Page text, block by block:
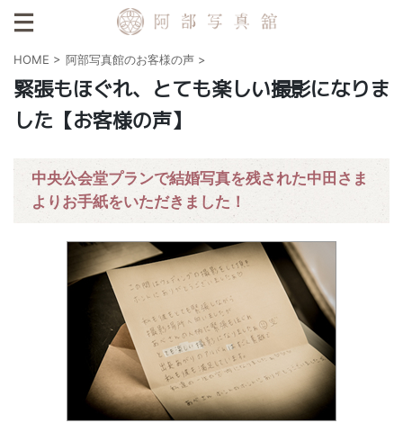
HOME > 阿部写真館のお客様の声 >
緊張もほぐれ、とても楽しい撮影になりま
した【お客様の声】
中央公会堂プランで結婚写真を残された中田さま
よりお手紙をいただきました！